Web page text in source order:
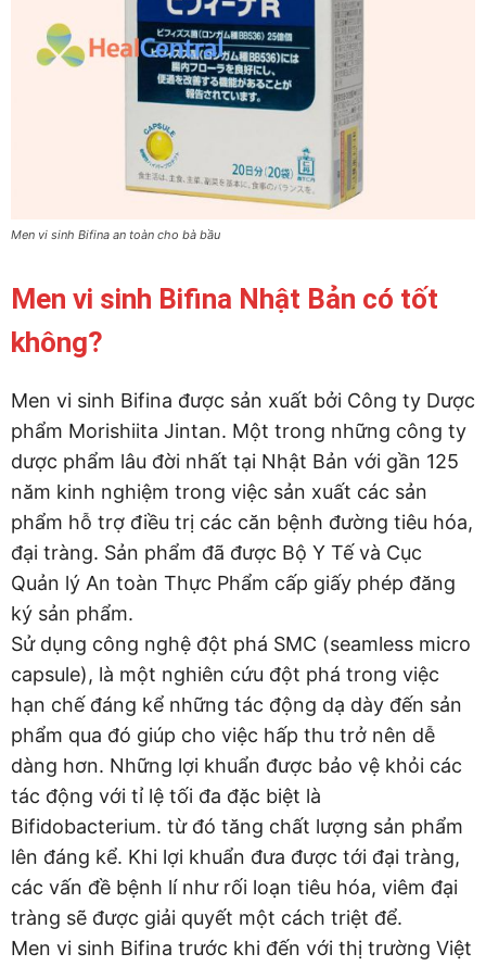
Men vi sinh Bifina an toàn cho bà bầu
Men vi sinh Bifina Nhật Bản có tốt
không?
Men vi sinh Bifina được sản xuất bởi Công ty Dược
phẩm Morishiita Jintan. Một trong những công ty
dược phẩm lâu đời nhất tại Nhật Bản với gần 125
năm kinh nghiệm trong việc sản xuất các sản
phẩm hỗ trợ điều trị các căn bệnh đường tiêu hóa,
đại tràng. Sản phẩm đã được Bộ Y Tế và Cục
Quản lý An toàn Thực Phẩm cấp giấy phép đăng
ký sản phẩm.
Sử dụng công nghệ đột phá SMC (seamless micro
capsule), là một nghiên cứu đột phá trong việc
hạn chế đáng kể những tác động dạ dày đến sản
phẩm qua đó giúp cho việc hấp thu trở nên dễ
dàng hơn. Những lợi khuẩn được bảo vệ khỏi các
tác động với tỉ lệ tối đa đặc biệt là
Bifidobacterium. từ đó tăng chất lượng sản phẩm
lên đáng kể. Khi lợi khuẩn đưa được tới đại tràng,
các vấn đề bệnh lí như rối loạn tiêu hóa, viêm đại
tràng sẽ được giải quyết một cách triệt để.
Men vi sinh Bifina trước khi đến với thị trường Việt